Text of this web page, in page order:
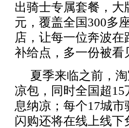
出骑士专属套餐，大
元，覆盖全国300多
店，让每一位奔波
补给点，多一份被看
夏季来临之前，
凉包，同时全国超
息纳凉；每个17城
闪购还将在线上线